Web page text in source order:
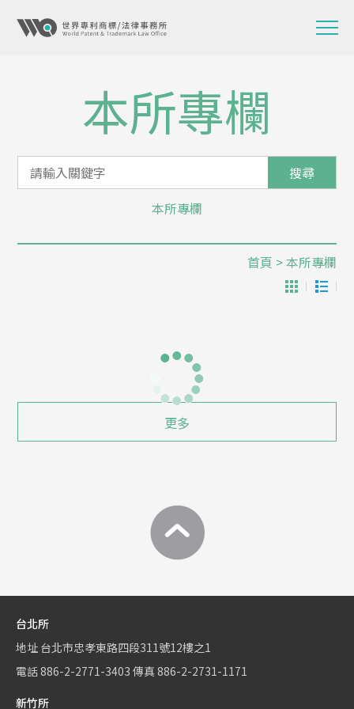
本所專欄
搜尋
本所專欄
首頁 > 本所專欄
更多
台北所
地址 台北市忠孝東路四段311號12樓之1
電話886-2-2771-3403 傳真 886-2-2731-1171
新竹所